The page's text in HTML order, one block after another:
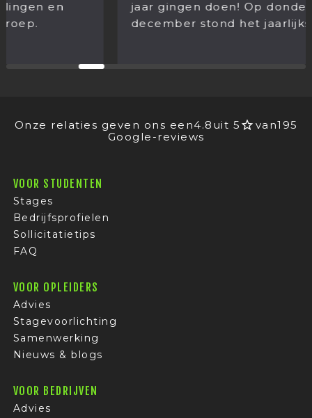
jaar gingen doen! Op donderdag 11
december stond het jaarlijkse...
Onze relaties geven ons een4.8 uit 5 van195
Google-reviews
VOOR STUDENTEN
Stages
Bedrijfsprofielen
Sollicitatietips
FAQ
VOOR OPLEIDERS
Advies
Stagevoorlichting
Samenwerking
Nieuws & blogs
VOOR BEDRIJVEN
Advies